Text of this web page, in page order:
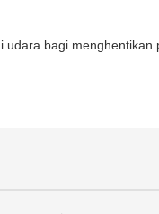
bagi menghentikan